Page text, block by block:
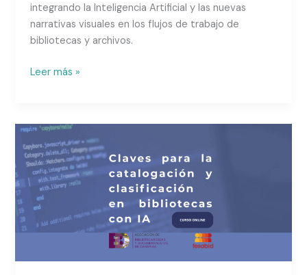
integrando la Inteligencia Artificial y las nuevas
narrativas visuales en los flujos de trabajo de
bibliotecas y archivos.
Leer más »
Curso
en
línea:
Claves
para
la
catalogación
clasificación